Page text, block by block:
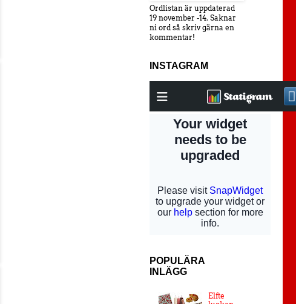
Ordlistan är uppdaterad
19 november -14. Saknar
ni ord så skriv gärna en
kommentar!
INSTAGRAM
POPULÄRA
INLÄGG
Elfte